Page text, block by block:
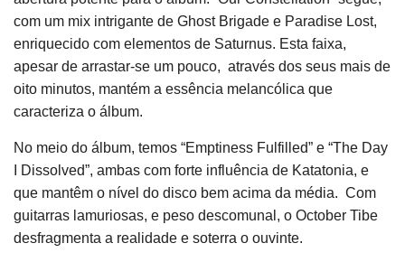
com um mix intrigante de Ghost Brigade e Paradise Lost,
enriquecido com elementos de Saturnus. Esta faixa,
apesar de arrastar-se um pouco, através dos seus mais de
oito minutos, mantém a essência melancólica que
caracteriza o álbum.
No meio do álbum, temos “Emptiness Fulfilled” e “The Day
I Dissolved”, ambas com forte influência de Katatonia, e
que mantêm o nível do disco bem acima da média. Com
guitarras lamuriosas, e peso descomunal, o October Tibe
desfragmenta a realidade e soterra o ouvinte.